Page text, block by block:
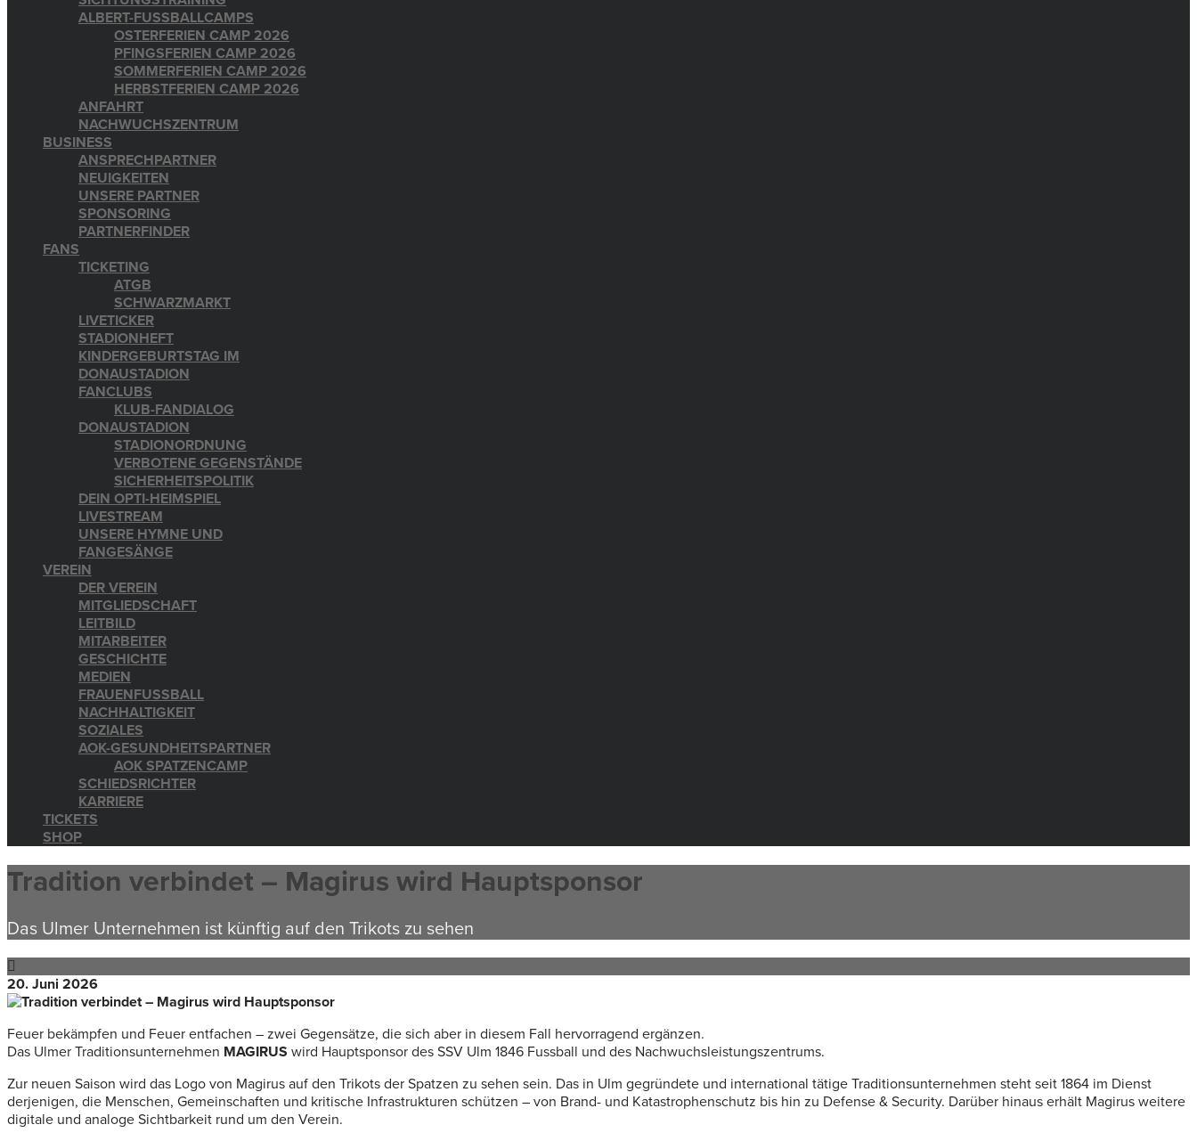
ALBERT-FUSSBALLCAMPS
OSTERFERIEN CAMP 2026
PFINGSFERIEN CAMP 2026
SOMMERFERIEN CAMP 2026
HERBSTFERIEN CAMP 2026
ANFAHRT
NACHWUCHSZENTRUM
BUSINESS
ANSPRECHPARTNER
NEUIGKEITEN
UNSERE PARTNER
SPONSORING
PARTNERFINDER
FANS
TICKETING
ATGB
SCHWARZMARKT
LIVETICKER
STADIONHEFT
KINDERGEBURTSTAG IM
DONAUSTADION
FANCLUBS
KLUB-FANDIALOG
DONAUSTADION
STADIONORDNUNG
VERBOTENE GEGENSTÄNDE
SICHERHEITSPOLITIK
DEIN OPTI-HEIMSPIEL
LIVESTREAM
UNSERE HYMNE UND
FANGESÄNGE
VEREIN
DER VEREIN
MITGLIEDSCHAFT
LEITBILD
MITARBEITER
GESCHICHTE
MEDIEN
FRAUENFUSSBALL
NACHHALTIGKEIT
SOZIALES
AOK-GESUNDHEITSPARTNER
AOK SPATZENCAMP
SCHIEDSRICHTER
KARRIERE
TICKETS
SHOP
Tradition verbindet – Magirus wird Hauptsponsor
Das Ulmer Unternehmen ist künftig auf den Trikots zu sehen
20. Juni 2026
Feuer bekämpfen und Feuer entfachen – zwei Gegensätze, die sich aber in diesem Fall hervorragend ergänzen.
Das Ulmer Traditionsunternehmen MAGIRUS wird Hauptsponsor des SSV Ulm 1846 Fussball und des Nachwuchsleistungszentrums.
Zur neuen Saison wird das Logo von Magirus auf den Trikots der Spatzen zu sehen sein. Das in Ulm gegründete und international tätige Traditionsunternehmen steht seit 1864 im Dienst
derjenigen, die Menschen, Gemeinschaften und kritische Infrastrukturen schützen – von Brand- und Katastrophenschutz bis hin zu Defense & Security. Darüber hinaus erhält Magirus weitere
digitale und analoge Sichtbarkeit rund um den Verein.